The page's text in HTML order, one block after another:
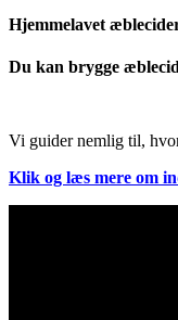
Hjemmelavet
Du kan brygge
Vi guider nemlig til,
Klik og læs mere om